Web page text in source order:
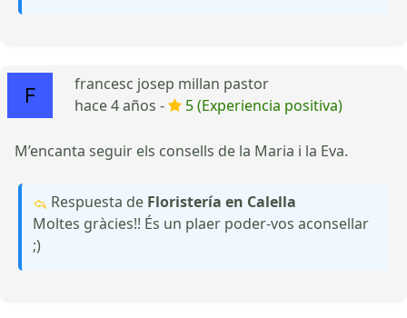
francesc josep millan pastor
hace 4 años -
5 (Experiencia positiva)
M’encanta seguir els consells de la Maria i la Eva.
Respuesta de Floristería en Calella
Moltes gràcies!! És un plaer poder-vos aconsellar
;)